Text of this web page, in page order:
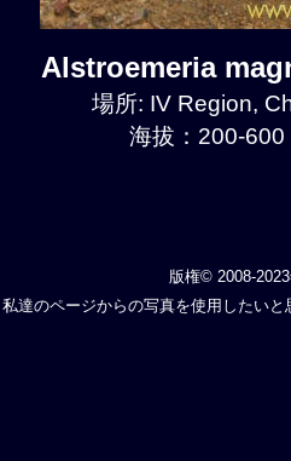
Alstroemeria
場所: IV Region,
海拔：200-
版権© 2008-
私達のページからの写真を使用したい